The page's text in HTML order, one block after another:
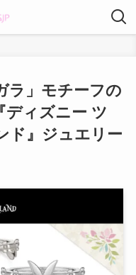
ラ」モチーフの
ディズニー ツ
ド』ジュエリー